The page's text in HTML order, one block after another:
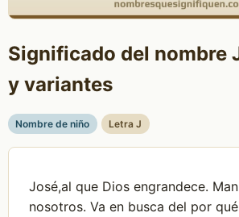
Significado del nombre
y variantes
Nombre de niño Letra J
José,al que Dios engrandece.
nosotros. Va en busca del por